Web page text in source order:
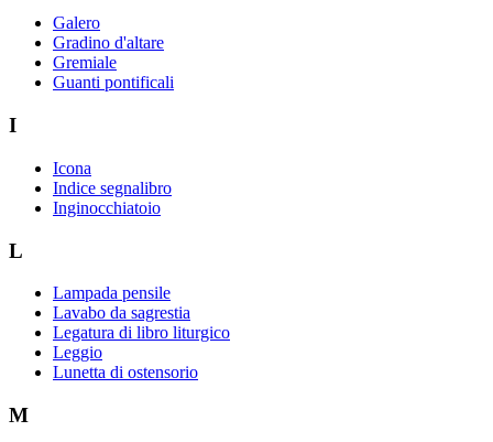
Galero
Gradino d'altare
Gremiale
Guanti pontificali
I
Icona
Indice segnalibro
Inginocchiatoio
L
Lampada pensile
Lavabo da sagrestia
Legatura di libro liturgico
Leggio
Lunetta di ostensorio
M